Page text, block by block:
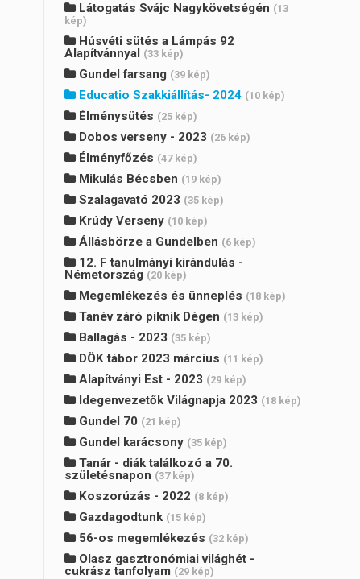
Látogatás Svájc Nagykövetségén (13
kép)
Húsvéti sütés a Lámpás 92
Alapítvánnyal (33 kép)
Gundel farsang (39 kép)
Educatio Szakkiállítás- 2024 (10 kép)
Élménysütés (25 kép)
Dobos verseny - 2023 (26 kép)
Élményfőzés (47 kép)
Mikulás Bécsben (19 kép)
Szalagavató 2023 (35 kép)
Krúdy Verseny (10 kép)
Állásbörze a Gundelben (6 kép)
12. F tanulmányi kirándulás -
Németország (20 kép)
Megemlékezés és ünneplés (18 kép)
Tanév záró piknik Dégen (13 kép)
Ballagás - 2023 (35 kép)
DÖK tábor 2023 március (11 kép)
Alapítványi Est - 2023 (29 kép)
Idegenvezetők Világnapja 2023 (18 kép)
Gundel 70 (21 kép)
Gundel karácsony (35 kép)
Tanár - diák találkozó a 70.
születésnapon (37 kép)
Koszorúzás - 2022 (8 kép)
Gazdagodtunk (15 kép)
56-os megemlékezés (32 kép)
Olasz gasztronómiai világhét -
cukrász tanfolyam (29 kép)